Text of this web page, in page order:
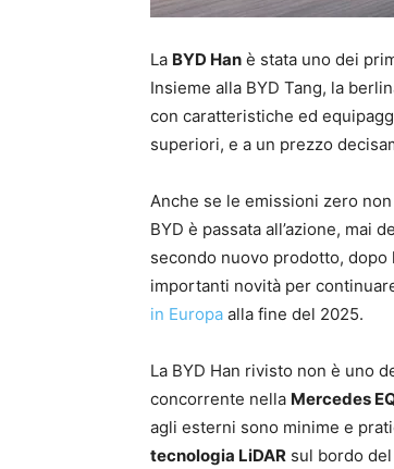
La BYD Han è stata uno dei
Insieme alla BYD Tang, la
con caratteristiche ed
superiori, e a un prezzo
Anche se le emissioni zero
BYD è passata all’azione, mai
secondo nuovo prodotto, dopo
importanti novità per
in Europa alla fine del 2025.
La BYD Han rivisto non è uno
concorrente nella Mercedes
agli esterni sono minime e
tecnologia LiDAR sul bordo